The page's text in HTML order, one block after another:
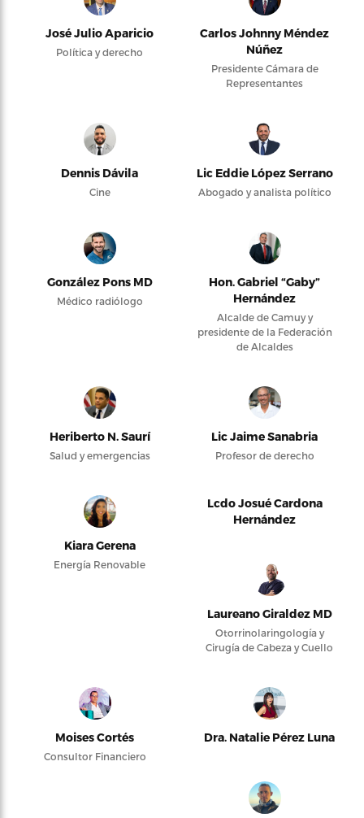
José Julio Aparicio
Política y derecho
Carlos Johnny Méndez
Núñez
Presidente Cámara de
Representantes
Dennis Dávila
Cine
Lic Eddie López Serrano
Abogado y analista político
González Pons MD
Médico radiólogo
Hon. Gabriel “Gaby”
Hernández
Alcalde de Camuy y
presidente de la Federación
de Alcaldes
Heriberto N. Saurí
Salud y emergencias
Lic Jaime Sanabria
Profesor de derecho
Kiara Gerena
Energía Renovable
Lcdo Josué Cardona
Hernández
Laureano Giraldez MD
Otorrinolaringología y
Cirugía de Cabeza y Cuello
Moises Cortés
Consultor Financiero
Dra. Natalie Pérez Luna